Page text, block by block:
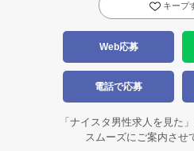
キープ
Web応募
電話で応募
「ナイスタ男性求人を見た
スムーズにご案内させ